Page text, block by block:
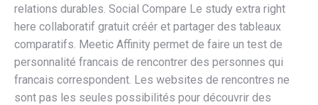
relations durables. Social Compare Le study extra right
here collaboratif gratuit créér et partager des tableaux
comparatifs. Meetic Affinity permet de faire un test de
personnalité francais de rencontrer des personnes qui
francais correspondent. Les websites de rencontres ne
sont pas les seules possibilités pour découvrir des